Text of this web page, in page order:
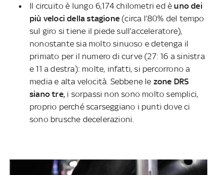
Il circuito è lungo 6,174 chilometri ed èuno dei
più veloci della stagione (circa l’80% del tempo
sul giro si tiene il piede sull’acceleratore),
nonostante sia molto sinuoso e detenga il
primato per il numero di curve (27: 16 a sinistra
e 11 a destra): molte, infatti, si percorrono a
media e alta velocità. Sebbene le zone DRS
siano tre, i sorpassi non sono molto semplici,
proprio perché scarseggiano i punti dove ci
sono brusche decelerazioni.